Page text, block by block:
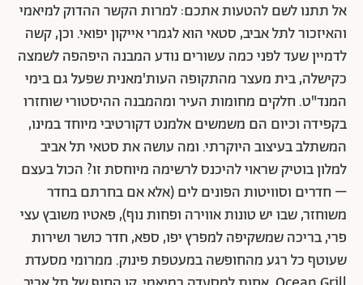
אל תתנו לשם להטעות אתכם: למרות הקשר ההדוק למיאמי
והאיזכור לתל אביב, סטאי הוא לגמרי אייקון יפואי. וכן, קשה
לדמיין שעד לפני כמה עשורים נודע המבנה היפהפה לשמצה
כקישלה, בית מעצר מהתקופה העות'מאנית שפעל גם בימי
המנד"ט. חלקים מחומות העיר ומהמבנה ההיסטורי שוחזרו
בקפידה וכיום הם משמשים אלמנט דקורטיבי מיוחד במינו,
המשתלב בעיצוב היוקרתי. ומה עושה את סטאי תל אביב
למלון בוטיק שראוי להיכנס לרשימה מיוחסת זו? הכול בעצם
– חדרים וסוויטות הפונים לים (אלא אם בחרתם בחדר
משוחזר, שבו יש טונות אווירה ופחות נוף), פאטיו משובץ עצי
פרי, בריכה שמשקיפה למפרץ יפו, ספא, חדר כושר ושירות
שעוטף כל רגע מהחופשה במעטפת פינוק. ממרומי מסעדת